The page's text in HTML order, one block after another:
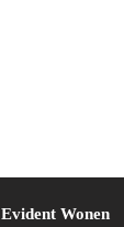
Evident Wonen